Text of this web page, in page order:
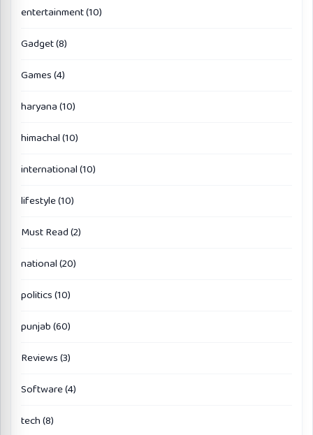
entertainment(10)
Gadget(8)
Games(4)
haryana(10)
himachal(10)
international(10)
lifestyle(10)
Must Read(2)
national(20)
politics(10)
punjab(60)
Reviews(3)
Software(4)
tech(8)